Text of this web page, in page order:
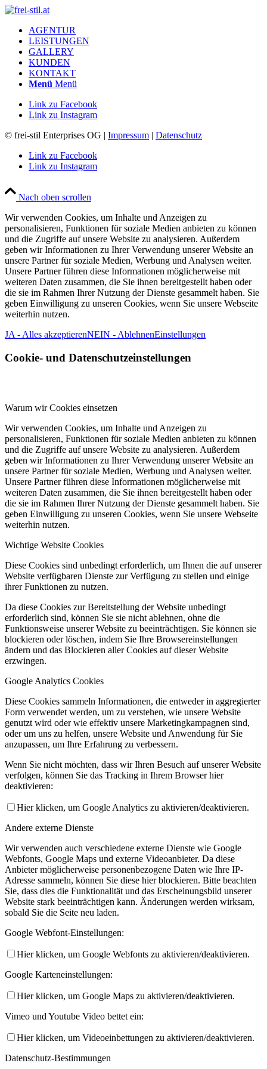
AGENTUR
LEISTUNGEN
GALLERY
KUNDEN
KONTAKT
Menü Menü
Link zu Facebook
Link zu Instagram
© frei-stil Enterprises OG | Impressum | Datenschutz
Link zu Facebook
Link zu Instagram
Nach oben scrollen
Wir verwenden Cookies, um Inhalte und Anzeigen zu
personalisieren, Funktionen für soziale Medien anbieten zu können
und die Zugriffe auf unsere Website zu analysieren. Außerdem
geben wir Informationen zu Ihrer Verwendung unserer Website an
unsere Partner für soziale Medien, Werbung und Analysen weiter.
Unsere Partner führen diese Informationen möglicherweise mit
weiteren Daten zusammen, die Sie ihnen bereitgestellt haben oder
die sie im Rahmen Ihrer Nutzung der Dienste gesammelt haben. Sie
geben Einwilligung zu unseren Cookies, wenn Sie unsere Webseite
weiterhin nutzen.
JA - Alles akzeptierenNEIN - AblehnenEinstellungen
Cookie- und Datenschutzeinstellungen
Warum wir Cookies einsetzen
Wir verwenden Cookies, um Inhalte und Anzeigen zu
personalisieren, Funktionen für soziale Medien anbieten zu können
und die Zugriffe auf unsere Website zu analysieren. Außerdem
geben wir Informationen zu Ihrer Verwendung unserer Website an
unsere Partner für soziale Medien, Werbung und Analysen weiter.
Unsere Partner führen diese Informationen möglicherweise mit
weiteren Daten zusammen, die Sie ihnen bereitgestellt haben oder
die sie im Rahmen Ihrer Nutzung der Dienste gesammelt haben. Sie
geben Einwilligung zu unseren Cookies, wenn Sie unsere Webseite
weiterhin nutzen.
Wichtige Website Cookies
Diese Cookies sind unbedingt erforderlich, um Ihnen die auf unserer
Website verfügbaren Dienste zur Verfügung zu stellen und einige
ihrer Funktionen zu nutzen.
Da diese Cookies zur Bereitstellung der Website unbedingt
erforderlich sind, können Sie sie nicht ablehnen, ohne die
Funktionsweise unserer Website zu beeinträchtigen. Sie können sie
blockieren oder löschen, indem Sie Ihre Browsereinstellungen
ändern und das Blockieren aller Cookies auf dieser Website
erzwingen.
Google Analytics Cookies
Diese Cookies sammeln Informationen, die entweder in aggregierter
Form verwendet werden, um zu verstehen, wie unsere Website
genutzt wird oder wie effektiv unsere Marketingkampagnen sind,
oder um uns zu helfen, unsere Website und Anwendung für Sie
anzupassen, um Ihre Erfahrung zu verbessern.
Wenn Sie nicht möchten, dass wir Ihren Besuch auf unserer Website
verfolgen, können Sie das Tracking in Ihrem Browser hier
deaktivieren:
Hier klicken, um Google Analytics zu aktivieren/deaktivieren.
Andere externe Dienste
Wir verwenden auch verschiedene externe Dienste wie Google
Webfonts, Google Maps und externe Videoanbieter. Da diese
Anbieter möglicherweise personenbezogene Daten wie Ihre IP-
Adresse sammeln, können Sie diese hier blockieren. Bitte beachten
Sie, dass dies die Funktionalität und das Erscheinungsbild unserer
Website stark beeinträchtigen kann. Änderungen werden wirksam,
sobald Sie die Seite neu laden.
Google Webfont-Einstellungen:
Hier klicken, um Google Webfonts zu aktivieren/deaktivieren.
Google Karteneinstellungen:
Hier klicken, um Google Maps zu aktivieren/deaktivieren.
Vimeo und Youtube Video bettet ein:
Hier klicken, um Videoeinbettungen zu aktivieren/deaktivieren.
Datenschutz-Bestimmungen